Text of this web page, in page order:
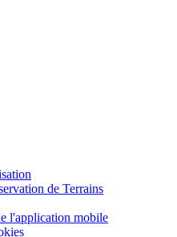
de Terrains
l'application mobile